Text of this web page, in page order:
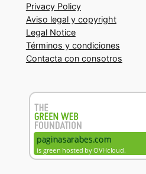
Privacy Policy
Aviso legal y copyright
Legal Notice
Términos y condiciones
Contacta con consotros